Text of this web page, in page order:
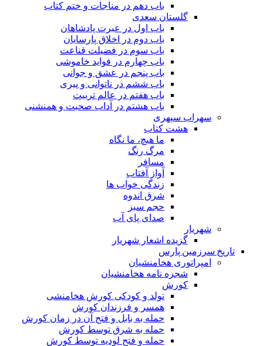
باب دهم در مناجات و ختم کتاب
گلستان سعدی
باب اول در عبرت پادشاهان
باب دوم در اخلاق پارسایان
باب سوم در فضیلت قناعت
باب چهارم در فواید خاموشى
باب پنجم در عشق و جوانى
باب ششم در ناتوانى و پیرى
باب هفتم در عالم تربیت
باب هشتم در آداب صحبت و همنشنى
سهراب سپهری
هشت کتاب
ما هیچ، ما نگاه
مرگ رنگ
مسافر
آواز آفتاب
زندگی خواب ها
شرق اندوه
حجم سبز
صدای پای آب
شهریار
گزیده اشعار شهریار
تاریخ سرزمین پارس
امپراتوری هخامنشیان
شجره نامه هخامنشیان
کورش
تولد و کودکی کورش هخامنشی
همسر و فرزندان کورش
حمله به بابل و فتح آن در زمان کورش
حمله به شرق توسط کورش
حمله و فتح لودیه توسط کورش